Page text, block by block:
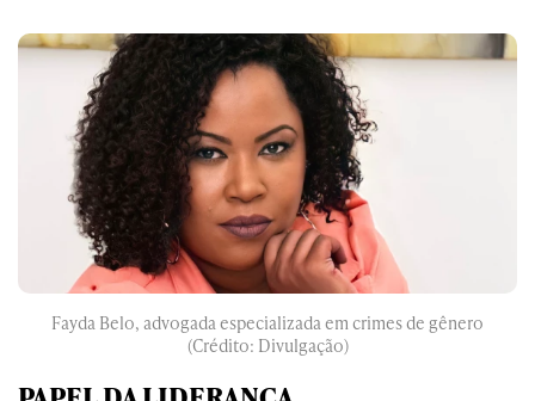
Fayda Belo, advogada especializada em crimes de gênero
(Crédito: Divulgação)